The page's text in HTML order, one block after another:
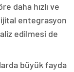
daha hızlı ve
entegrasyon
edilmesi de
büyük fayda